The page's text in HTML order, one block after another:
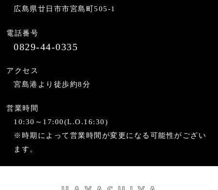
広島県廿日市市宮島町505-1
電話番号
0829-44-0335
アクセス
宮島港より徒歩約8分
営業時間
10:30～17:00(L.O.16:30)
※時期によって営業時間が変更になる可能性がござい
ます。